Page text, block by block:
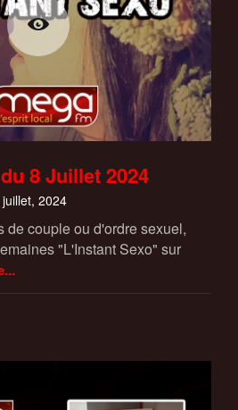
8 Juillet 2024
2024
de couple ou d'ordre sexuel,
"L'Instant Sexo" sur